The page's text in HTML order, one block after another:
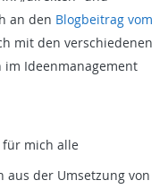
an den Blogbeitrag vom
mit den verschiedenen
Ideenmanagement
für mich alle
aus der Umsetzung von